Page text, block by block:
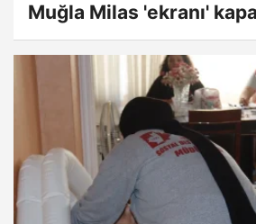
Muğla Milas 'ekranı'